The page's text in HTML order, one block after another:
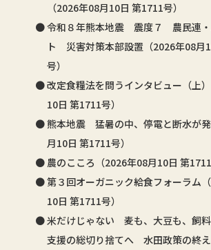
（2026年08月10日 第1711号）
令和８年熊本地震 震度７ 農民連・
ト 災害対策本部設置（2026年08月
号）
改定食糧法を問うインタビュー（上
10日 第1711号）
熊本地震 猛暑の中、停電と断水が
月10日 第1711号）
農のこころ（2026年08月10日 第1711
第３回オーガニック給食フォーラム
10日 第1711号）
米だけじゃない 麦も、大豆も、飼
支援の総切り捨てへ 水田政策の終